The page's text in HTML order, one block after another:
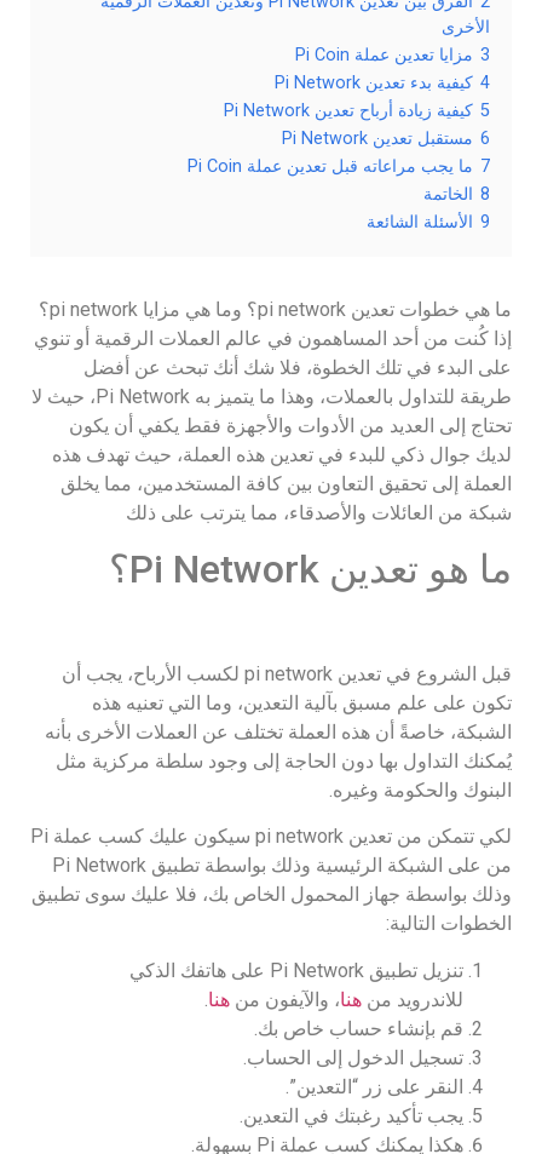
الأخرى
3 مزايا تعدين عملة Pi Coin
4 كيفية بدء تعدين Pi Network
5 كيفية زيادة أرباح تعدين Pi Network
6 مستقبل تعدين Pi Network
7 ما يجب مراعاته قبل تعدين عملة Pi Coin
8 الخاتمة
9 الأسئلة الشائعة
ما هي خطوات تعدين pi network؟ وما هي مزايا pi network؟
إذا كُنت من أحد المساهمون في عالم العملات الرقمية أو تنوي
على البدء في تلك الخطوة، فلا شك أنك تبحث عن أفضل
طريقة للتداول بالعملات، وهذا ما يتميز به Pi Network، حيث لا
تحتاج إلى العديد من الأدوات والأجهزة فقط يكفي أن يكون
لديك جوال ذكي للبدء في تعدين هذه العملة، حيث تهدف هذه
العملة إلى تحقيق التعاون بين كافة المستخدمين، مما يخلق
شبكة من العائلات والأصدقاء، مما يترتب على ذلك
ما هو تعدين Pi Network؟
قبل الشروع في تعدين pi network لكسب الأرباح، يجب أن
تكون على علم مسبق بآلية التعدين، وما التي تعنيه هذه
الشبكة، خاصةً أن هذه العملة تختلف عن العملات الأخرى بأنه
يُمكنك التداول بها دون الحاجة إلى وجود سلطة مركزية مثل
البنوك والحكومة وغيره.
لكي تتمكن من تعدين pi network سيكون عليك كسب عملة Pi
من على الشبكة الرئيسية وذلك بواسطة تطبيق Pi Network
وذلك بواسطة جهاز المحمول الخاص بك، فلا عليك سوى تطبيق
الخطوات التالية:
تنزيل تطبيق Pi Network على هاتفك الذكي
للاندرويد من هنا، والآيفون من هنا
قم بإنشاء حساب خاص بك.
تسجيل الدخول إلى الحساب.
النقر على زر “التعدين”.
يجب تأكيد رغبتك في التعدين.
هكذا يمكنك كسب عملة Pi بسهولة.